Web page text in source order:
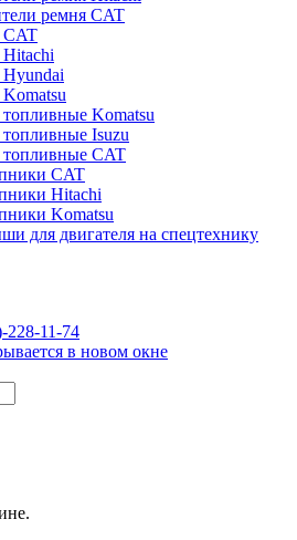
ремня CAT
CAT
Komatsu
Isuzu
CAT
CAT
Hitachi
Komatsu
для двигателя на спецтехнику
228-11-74
в новом окне